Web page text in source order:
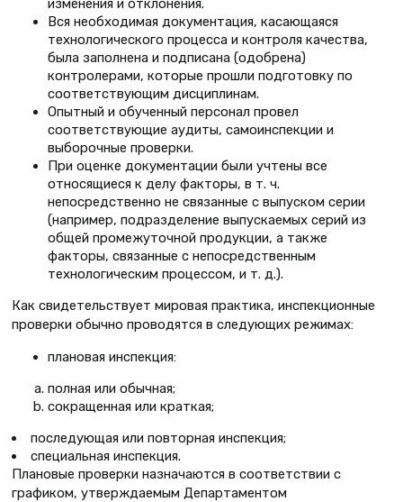
изменения и отклонения.
Вся необходимая документация, касающаяся
технологического процесса и контроля качества,
была заполнена и подписана (одобрена)
контролерами, которые прошли подготовку по
соответствующим дисциплинам.
Опытный и обученный персонал провел
соответствующие аудиты, самоинспекции и
выборочные проверки.
При оценке документации были учтены все
относящиеся к делу факторы, в т. ч.
непосредственно не связанные с выпуском серии
(например, подразделение выпускаемых серий из
общей промежуточной продукции, а также
факторы, связанные с непосредственным
технологическим процессом, и т. д.).
Как свидетельствует мировая практика, инспекционные
проверки обычно проводятся в следующих режимах:
плановая инспекция:
полная или обычная;
сокращенная или краткая;
последующая или повторная инспекция;
специальная инспекция.
Плановые проверки назначаются в соответствии с
графиком, утверждаемым Департаментом